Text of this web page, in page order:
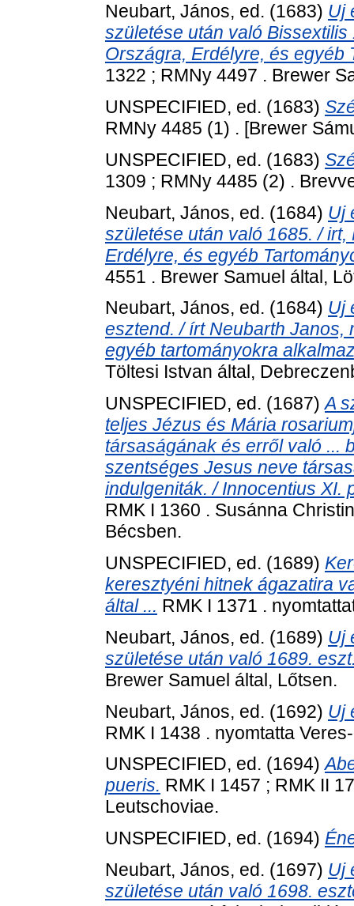
Neubart, János, ed. (1683) Uj
születése után való
Országra, Erdélyre, és egyéb
1322 ; RMNy 4497 . Brewer
UNSPECIFIED, ed. (1683)
RMNy 4485 (1) . [Brewer
UNSPECIFIED, ed. (1683)
1309 ; RMNy 4485 (2) .
Neubart, János, ed. (1684) Uj
születése után való 1685. /
Erdélyre, és egyéb
4551 . Brewer Samuel által,
Neubart, János, ed. (1684) Uj
esztend. / írt Neubarth
egyéb tartományokra
Töltesi Istvan által,
UNSPECIFIED, ed. (1687)A
teljes Jézus és Mária
társaságának és erről való ...
szentséges Jesus neve
indulgeniták. / Innocentius XI.
RMK I 1360 . Susánna
Bécsben.
UNSPECIFIED, ed. (1689)
keresztyéni hitnek ágazatira
által ... RMK I 1371 .
Neubart, János, ed. (1689) Uj
születése után való 1689.
Brewer Samuel által, Lőtsen.
Neubart, János, ed. (1692) Uj
RMK I 1438 . nyomtatta
UNSPECIFIED, ed. (1694)
pueris. RMK I 1457 ; RMK II
Leutschoviae.
UNSPECIFIED, ed. (1694)
Neubart, János, ed. (1697) Uj
születése után való 1698.